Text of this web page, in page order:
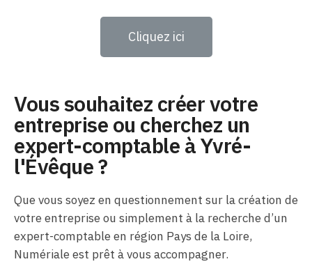
Cliquez ici
Vous souhaitez créer votre
entreprise ou cherchez un
expert-comptable à Yvré-
l'Évêque ?
Que vous soyez en questionnement sur la création de
votre entreprise ou simplement à la recherche d’un
expert-comptable en région Pays de la Loire,
Numériale est prêt à vous accompagner.